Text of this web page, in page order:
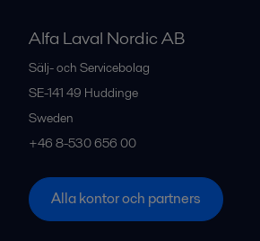
Alfa Laval Nordic AB
Sälj- och Servicebolag
SE-141 49 Huddinge
Sweden
+46 8-530 656 00
Alla kontor och partners